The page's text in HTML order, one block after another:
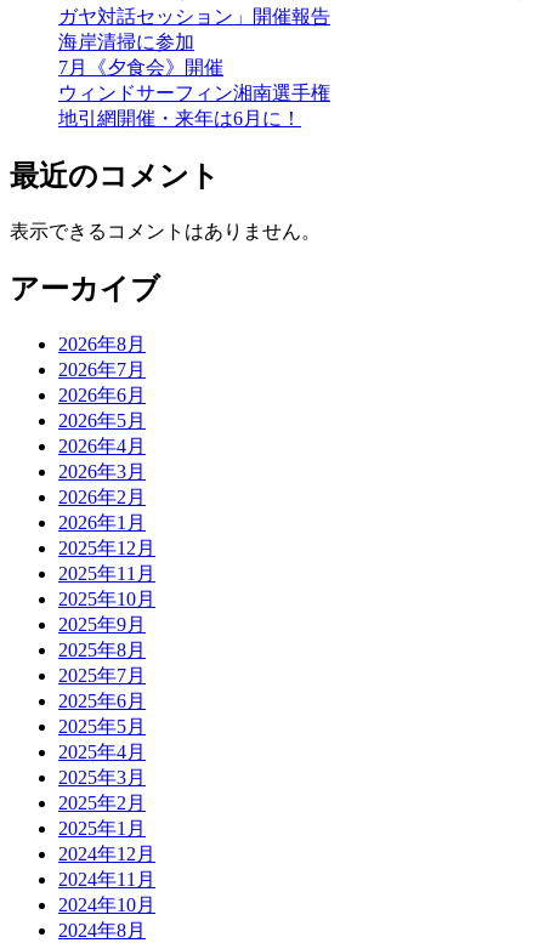
ガヤ対話セッション」開催報告
海岸清掃に参加
7月《夕食会》開催
ウィンドサーフィン湘南選手権
地引網開催・来年は6月に！
最近のコメント
表示できるコメントはありません。
アーカイブ
2026年8月
2026年7月
2026年6月
2026年5月
2026年4月
2026年3月
2026年2月
2026年1月
2025年12月
2025年11月
2025年10月
2025年9月
2025年8月
2025年7月
2025年6月
2025年5月
2025年4月
2025年3月
2025年2月
2025年1月
2024年12月
2024年11月
2024年10月
2024年8月